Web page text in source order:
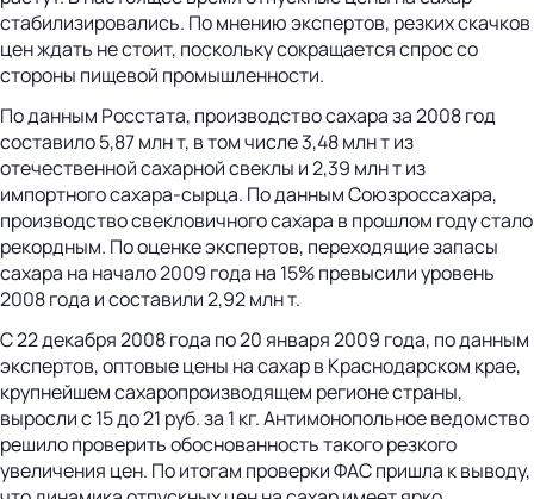
стабилизировались. По мнению экспертов, резких скачков
цен ждать не стоит, поскольку сокращается спрос со
стороны пищевой промышленности.
По данным Росстата, производство сахара за 2008 год
составило 5,87 млн т, в том числе 3,48 млн т из
отечественной сахарной свеклы и 2,39 млн т из
импортного сахара-сырца. По данным Союзроссахара,
производство свекловичного сахара в прошлом году стало
рекордным. По оценке экспертов, переходящие запасы
сахара на начало 2009 года на 15% превысили уровень
2008 года и составили 2,92 млн т.
С 22 декабря 2008 года по 20 января 2009 года, по данным
экспертов, оптовые цены на сахар в Краснодарском крае,
крупнейшем сахаропроизводящем регионе страны,
выросли с 15 до 21 руб. за 1 кг. Антимонопольное ведомство
решило проверить обоснованность такого резкого
увеличения цен. По итогам проверки ФАС пришла к выводу,